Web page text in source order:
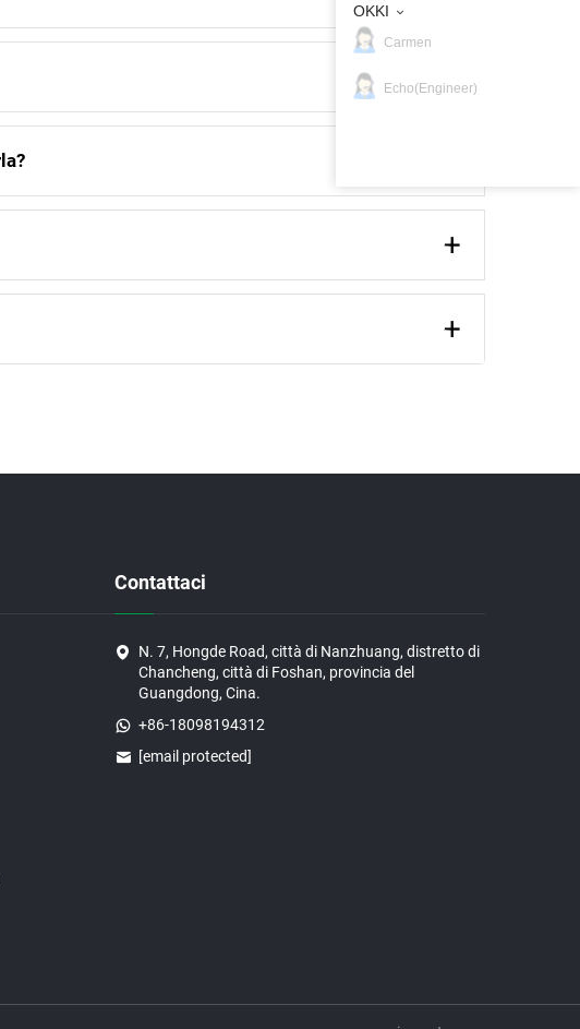
Contattaci
N. 7, Hongde Road, città di Nanzhuang, distretto di
Chancheng, città di Foshan, provincia del
Guangdong, Cina.
+86-18098194312
[email protected]
OKKI
Carmen
Echo(Engineer)